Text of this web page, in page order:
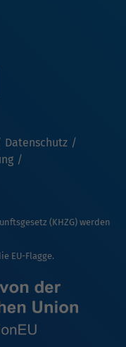
Datenschutz
(KHZG) werden
EU-Flagge.